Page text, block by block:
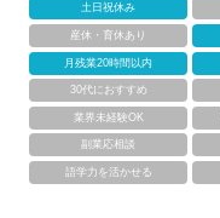
土日祝休み
産休・育休あり
月残業20時間以内
30代におすすめ
業界未経験OK
副業応相談
語学力を活かせる